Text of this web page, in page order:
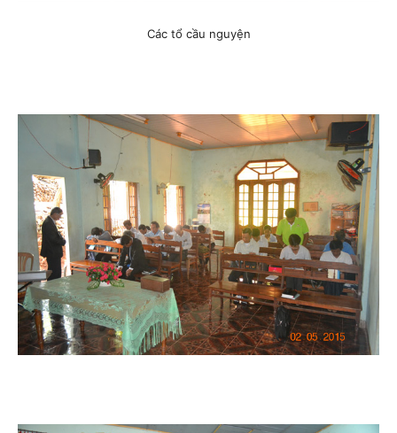
Các tổ cầu nguyện